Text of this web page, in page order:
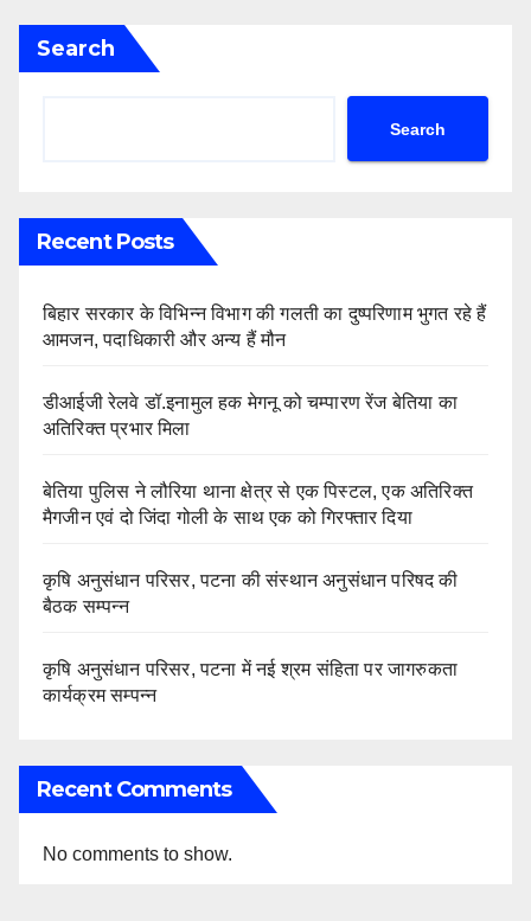
Search
Search
Recent Posts
बिहार सरकार के विभिन्न विभाग की गलती का दुष्परिणाम भुगत रहे हैं
आमजन, पदाधिकारी और अन्य हैं मौन
डीआईजी रेलवे डॉ.इनामुल हक मेगनू को चम्पारण रेंज बेतिया का
अतिरिक्त प्रभार मिला
बेतिया पुलिस ने लौरिया थाना क्षेत्र से एक पिस्टल, एक अतिरिक्त
मैगजीन एवं दो जिंदा गोली के साथ एक को गिरफ्तार दिया
कृषि अनुसंधान परिसर, पटना की संस्थान अनुसंधान परिषद की
बैठक सम्पन्न
कृषि अनुसंधान परिसर, पटना में नई श्रम संहिता पर जागरुकता
कार्यक्रम सम्पन्न
Recent Comments
No comments to show.